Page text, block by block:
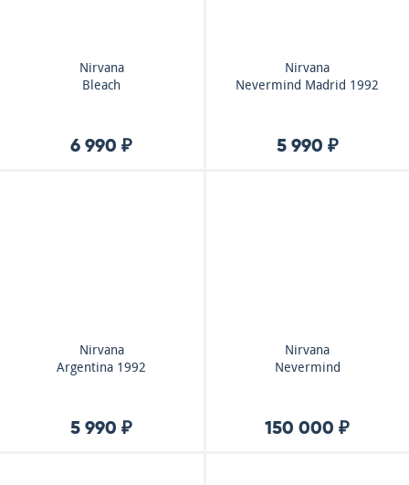
Nirvana
Bleach
6 990 ₽
Nirvana
Nevermind Madrid 1992
5 990 ₽
Nirvana
Argentina 1992
5 990 ₽
Nirvana
Nevermind
150 000 ₽